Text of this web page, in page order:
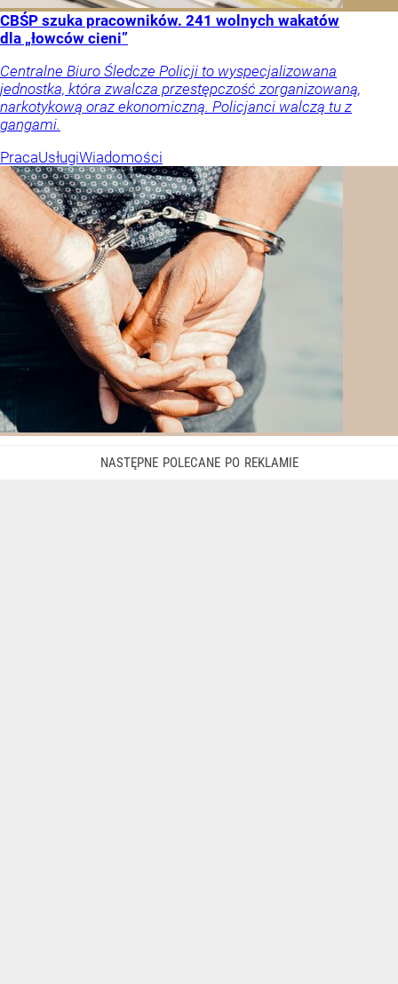
CBŚP szuka pracowników. 241 wolnych wakatów
dla „łowców cieni”
Centralne Biuro Śledcze Policji to wyspecjalizowana
jednostka, która zwalcza przestępczość zorganizowaną,
narkotykową oraz ekonomiczną. Policjanci walczą tu z
gangami.
PracaUsługiWiadomości